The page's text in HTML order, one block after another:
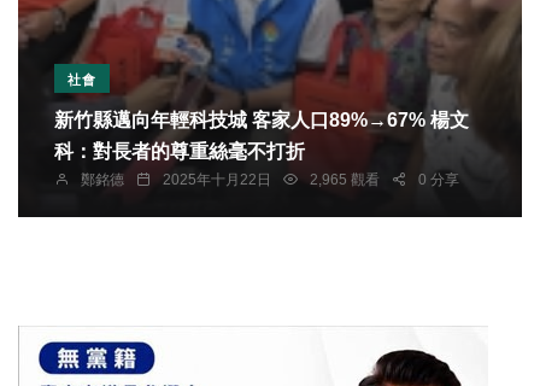
社會
新竹縣邁向年輕科技城 客家人口89%→67% 楊文
科：對長者的尊重絲毫不打折
鄭銘德 2025年十月22日 2,965 觀看 0 分享